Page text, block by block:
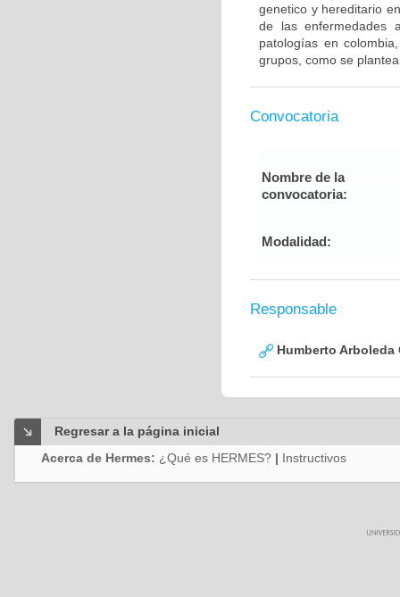
genetico y hereditario
de las enfermedades
patologías en
grupos, como se
Convocatoria
Nombre de la
convocatoria:
Modalidad:
Responsable
Humberto Arboleda
Regresar a la página inicial
Acerca de Hermes: ¿Qué es HERMES? | Instructivos